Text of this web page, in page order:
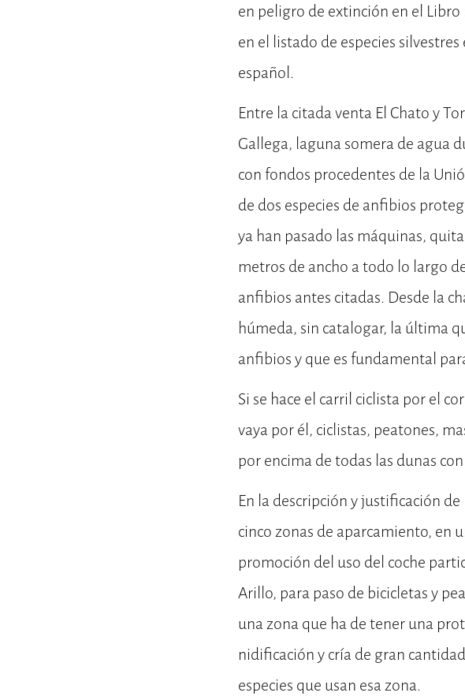
en peligro de extinción en el Libro
en el listado de especies
español.
Entre la citada venta El Chato y
Gallega, laguna somera de agua
con fondos procedentes de la
de dos especies de anfibios
ya han pasado las máquinas,
metros de ancho a todo lo largo
anfibios antes citadas. Desde la
húmeda, sin catalogar, la última
anfibios y que es fundamental
Si se hace el carril ciclista por el
vaya por él, ciclistas, peatones,
por encima de todas las dunas
En la descripción y justificación
cinco zonas de aparcamiento, en
promoción del uso del coche
Arillo, para paso de bicicletas y
una zona que ha de tener una
nidificación y cría de gran
especies que usan esa zona.